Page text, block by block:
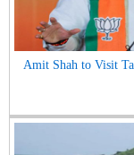
Amit Shah to Visit